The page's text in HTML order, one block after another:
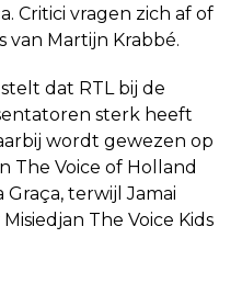
Critici vragen zich af of
van Martijn Krabbé.
dat RTL bij de
sterk heeft
wordt gewezen op
The Voice of Holland
terwijl Jamai
The Voice Kids